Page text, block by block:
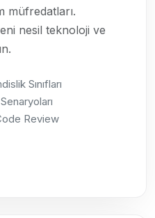
müfredatları.
nesil teknoloji ve
Sınıfları
Review